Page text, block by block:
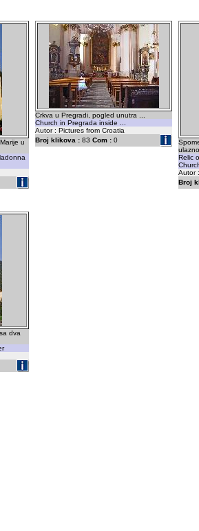
u
Crkva u Pregradi, pogled unutra ...
Church in Pregrada inside ...
Autor : Pictures from Croatia
Broj klikova : 83 Com : 0
Relic
Autor
Broj
dva